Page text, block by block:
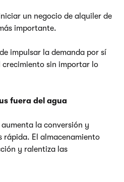
un negocio de alquiler de
importante.
impulsar la demanda por sí
sin importar lo
fuera del agua
la conversión y
rápida. El almacenamiento
y ralentiza las